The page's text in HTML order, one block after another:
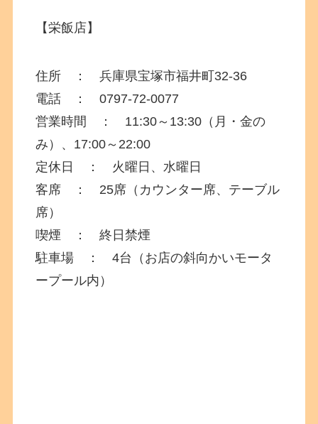
【栄飯店】
住所 ： 兵庫県宝塚市福井町 32-36
電話 ：0797-72-0077
営業時間 ： 11:30～13:30（月・金の
み）、17:00～22:00
定休日 ： 火曜日、水曜日
客席 ： 25席（カウンター席、テーブル
席）
喫煙 ： 終日禁煙
駐車場 ： 4台（お店の斜向かいモータ
ープール内）